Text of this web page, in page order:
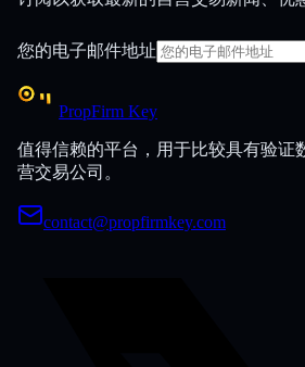
您的电子邮件地址
PropFirm Key
值得信赖的平台，用于比较具有验证
营交易公司。
contact@propfirmkey.com